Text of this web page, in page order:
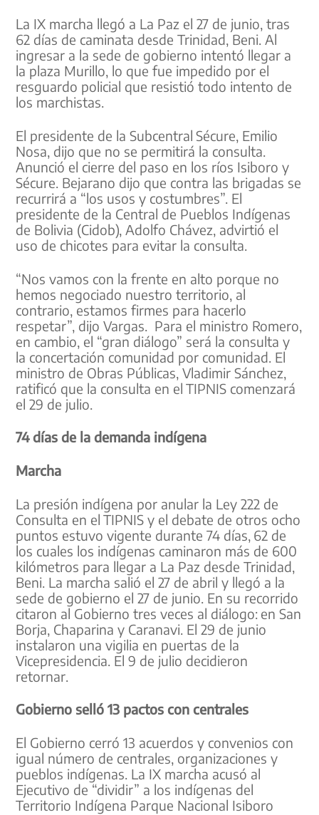
La IX marcha llegó a La Paz el 27 de junio, tras
62 días de caminata desde Trinidad, Beni. Al
ingresar a la sede de gobierno intentó llegar a
la plaza Murillo, lo que fue impedido por el
resguardo policial que resistió todo intento de
los marchistas.
El presidente de la Subcentral Sécure, Emilio
Nosa, dijo que no se permitirá la consulta.
Anunció el cierre del paso en los ríos Isiboro y
Sécure. Bejarano dijo que contra las brigadas se
recurrirá a “los usos y costumbres”. El
presidente de la Central de Pueblos Indígenas
de Bolivia (Cidob), Adolfo Chávez, advirtió el
uso de chicotes para evitar la consulta.
“Nos vamos con la frente en alto porque no
hemos negociado nuestro territorio, al
contrario, estamos firmes para hacerlo
respetar”, dijo Vargas. Para el ministro Romero,
en cambio, el “gran diálogo” será la consulta y
la concertación comunidad por comunidad. El
ministro de Obras Públicas, Vladimir Sánchez,
ratificó que la consulta en el TIPNIS comenzará
el 29 de julio.
74 días de la demanda indígena
Marcha
La presión indígena por anular la Ley 222 de
Consulta en el TIPNIS y el debate de otros ocho
puntos estuvo vigente durante 74 días, 62 de
los cuales los indígenas caminaron más de 600
kilómetros para llegar a La Paz desde Trinidad,
Beni. La marcha salió el 27 de abril y llegó a la
sede de gobierno el 27 de junio. En su recorrido
citaron al Gobierno tres veces al diálogo: en San
Borja, Chaparina y Caranavi. El 29 de junio
instalaron una vigilia en puertas de la
Vicepresidencia. El 9 de julio decidieron
retornar.
Gobierno selló 13 pactos con centrales
El Gobierno cerró 13 acuerdos y convenios con
igual número de centrales, organizaciones y
pueblos indígenas. La IX marcha acusó al
Ejecutivo de “dividir” a los indígenas del
Territorio Indígena Parque Nacional Isiboro